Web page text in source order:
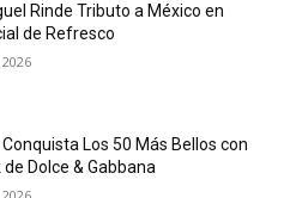
Rinde Tributo a México en
de Refresco
Los 50 Más Bellos con
de Dolce & Gabbana